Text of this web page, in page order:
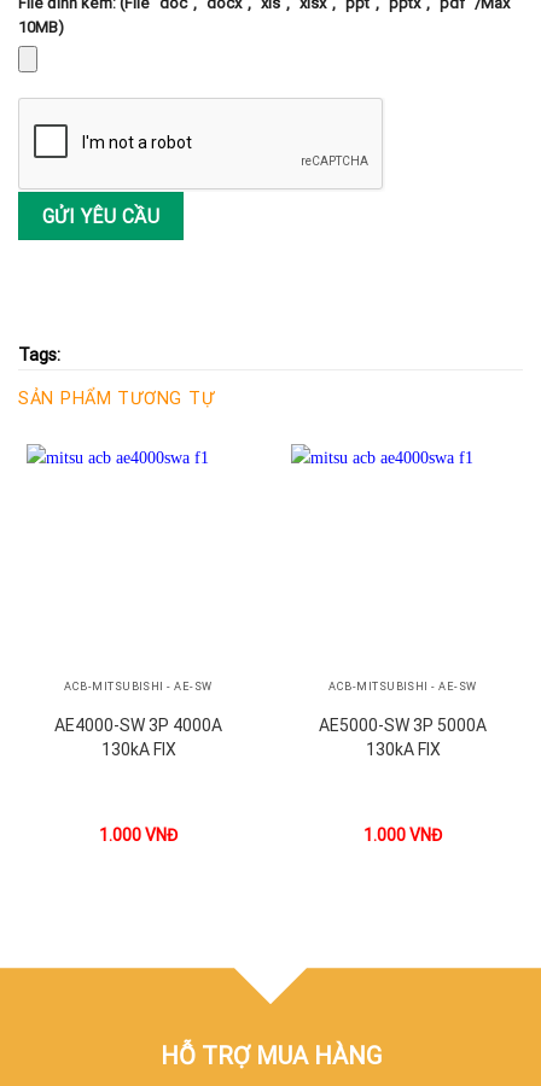
10MB)
Tags:
SẢN PHẨM TƯƠNG TỰ
ACB-MITSUBISHI - AE-SW
AE4000-SW 3P 4000A
130kA FIX
1.000VNĐ
ACB-MITSUBISHI - AE-SW
AE5000-SW 3P 5000A
130kA FIX
1.000VNĐ
HỖ TRỢ MUA HÀNG